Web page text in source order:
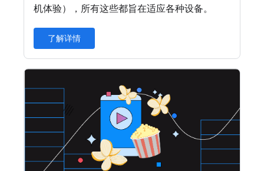
机体验），所有这些都旨在适应各种设备。
了解详情